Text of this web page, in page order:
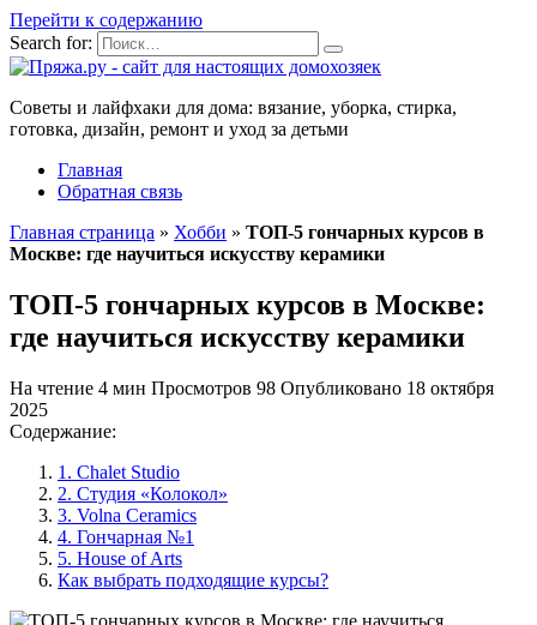
Перейти к содержанию
Search for:
Советы и лайфхаки для дома: вязание, уборка, стирка,
готовка, дизайн, ремонт и уход за детьми
Главная
Обратная связь
Главная страница » Хобби » ТОП-5 гончарных курсов в
Москве: где научиться искусству керамики
ТОП-5 гончарных курсов в Москве:
где научиться искусству керамики
На чтение 4 мин Просмотров 98 Опубликовано 18 октября
2025
Содержание:
1. Chalet Studio
2. Студия «Колокол»
3. Volna Ceramics
4. Гончарная №1
5. House of Arts
Как выбрать подходящие курсы?